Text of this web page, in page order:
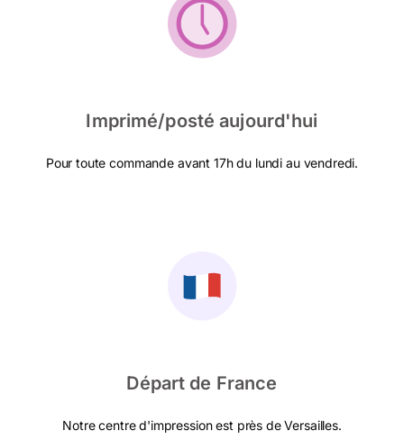
Imprimé/posté aujourd'hui
Pour toute commande avant 17h du lundi au vendredi.
Départ de France
Notre centre d'impression est près de Versailles.